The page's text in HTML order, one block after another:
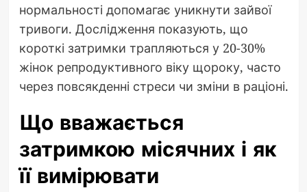
нормальності допомагає уникнути зайвої
тривоги. Дослідження показують, що
короткі затримки трапляються у 20-30%
жінок репродуктивного віку щороку, часто
через повсякденні стреси чи зміни в раціоні.
Що вважається
затримкою місячних і як
її вимірювати